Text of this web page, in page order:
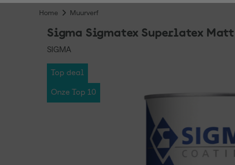
Home Muurverf
Sigma Sigmatex Superlatex
SIGMA
Top deal
Onze Top 10